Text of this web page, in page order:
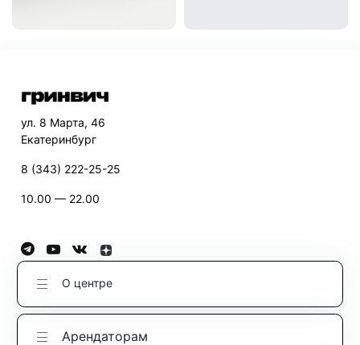
ул. 8 Марта, 46
Екатеринбург
8 (343) 222-25-25
10.00 — 22.00
О центре
Арендаторам